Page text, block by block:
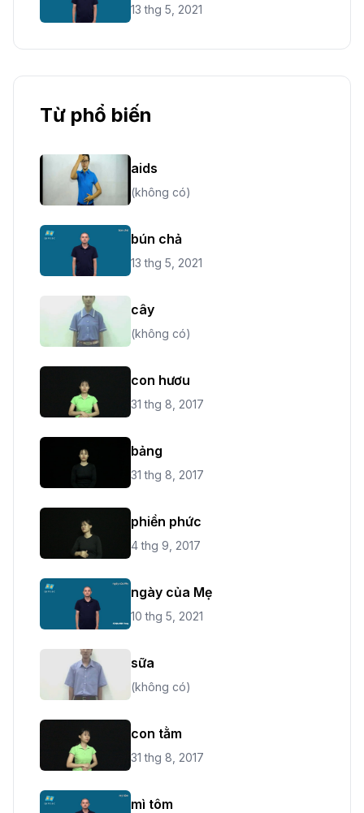
13 thg 5, 2021
Từ phổ biến
aids
(không có)
bún chả
13 thg 5, 2021
cây
(không có)
con hươu
31 thg 8, 2017
bảng
31 thg 8, 2017
phiền phức
4 thg 9, 2017
ngày của Mẹ
10 thg 5, 2021
sữa
(không có)
con tằm
31 thg 8, 2017
mì tôm